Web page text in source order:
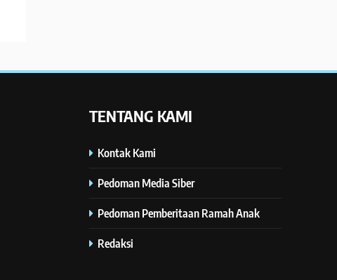
TENTANG KAMI
Kontak Kami
Pedoman Media Siber
Pedoman Pemberitaan Ramah Anak
Redaksi